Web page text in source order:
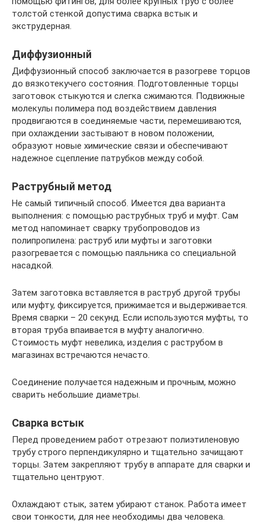
толстой стенкой допустима сварка встык и
экструдерная.
Диффузионный
Диффузионный способ заключается в разогреве торцов
до вязкотекучего состояния. Подготовленные торцы
заготовок стыкуются и слегка сжимаются. Подвижные
молекулы полимера под воздействием давления
продвигаются в соединяемые части, перемешиваются,
при охлаждении застывают в новом положении,
образуют новые химические связи и обеспечивают
надежное сцепление патрубков между собой.
Раструбный метод
Не самый типичный способ. Имеется два варианта
выполнения: с помощью раструбных труб и муфт. Сам
метод напоминает сварку трубопроводов из
полипропилена: раструб или муфты и заготовки
разогревается с помощью паяльника со специальной
насадкой.
Затем заготовка вставляется в раструб другой трубы
или муфту, фиксируется, прижимается и выдерживается.
Время сварки – 20 секунд. Если используются муфты, то
вторая труба впаивается в муфту аналогично.
Стоимость муфт невелика, изделия с раструбом в
магазинах встречаются нечасто.
Соединение получается надежным и прочным, можно
сварить небольшие диаметры.
Сварка встык
Перед проведением работ отрезают полиэтиленовую
трубу строго перпендикулярно и тщательно зачищают
торцы. Затем закрепляют трубу в аппарате для сварки и
тщательно центруют.
Охлаждают стык, затем убирают станок. Работа имеет
свои тонкости, для нее необходимы два человека.